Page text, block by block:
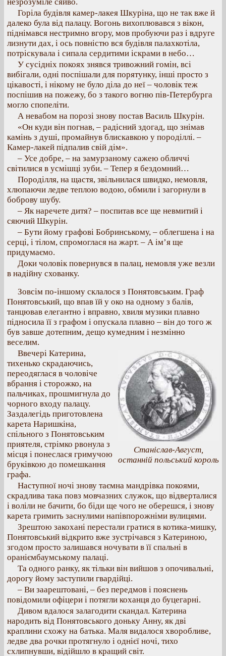
Горіла будівля камер-лакея Шкуріна, що не так вже й
далеко була від палацу. Вогонь вихоплювався з вікон,
піднімався нестримно вгору, мов пробуючи раз і вдруге
лизнути дах, і ось повністю вся будівля палахкотіла,
потріскувала і сипала сердитими іскрами в небо…
У сусідніх покоях знявся тривожний гомін, всі
вибігали, одні поспішали для порятунку, інші просто з
цікавості, і нікому не було діла до неї – чоловік теж
поспішив на пожежу, бо з такого вогню пів-Петербурга
могло спопеліти.
А невабом на порозі знову постав Василь Шкурін.
«Он куди він погнав, – радісний здогад, що знімав
камінь з душі, промайнув блискавкою у породіллі. –
Камер-лакей підпалив свій дім».
– Усе добре, – на замурзаному сажею обличчі
світилися в усмішці зуби. – Тепер я бездомний…
Породілля, на щастя, звільнилася швидко, немовля,
хлюпаючи ледве теплою водою, обмили і загорнули в
боброву шубу.
– Як наречете дитя? – поспитав все ще невмитий і
сяючий Шкурін.
– Бути йому графові Бобринському, – облегшена і на
серці, і тілом, спромоглася на жарт. – А ім’я ще
придумаємо.
Доки чоловік повернувся в палац, немовля уже везли
в надійну схованку.
Зовсім по-іншому склалося з Понятовським. Граф
Понятовський, що впав їй у око на одному з балів,
танцював елегантно і вправно, хвиля музики плавно
підносила її з графом і опускала плавно – він до того ж
був завше дотепним, дещо кумедним і незмінно
веселим.
Станіслав-Август,
останній польський король
Ввечері Катерина,
тихенько скрадаючись,
переодяглася в чоловіче
вбрання і сторожко, на
пальчиках, прошмигнула до
чорного входу палацу.
Заздалегідь приготовлена
карета Наришкіна,
спільного з Понятовським
приятеля, стрімко рвонула з
місця і понеслася гримучою
бруківкою до помешкання
графа.
Наступної ночі знову таємна мандрівка покоями,
скрадлива така повз мовчазних служок, що відверталися
і воліли не бачити, бо біди ще чого не оберешся, і знову
карета гримить заснулими напівпорожніми вулицями.
Зрештою закохані перестали гратися в котика-мишку,
Понятовський відкрито вже зустрічався з Катериною,
згодом просто залишався ночувати в її спальні в
ораніємбаумському палаці.
Та одного ранку, як тільки він вийшов з опочивальні,
дорогу йому заступили гвардійці.
– Ви заарештовані, – без передмов і пояснень
повідомили офіцери і потягли коханця до буцегарні.
Дивом вдалося залагодити скандал. Катерина
народить від Понятовського доньку Анну, як дві
краплини схожу на батька. Маля видалося хворобливе,
ледве два рочки протягнуло і однієї ночі, тихо
схлипнувши, відійшло в кращий світ.